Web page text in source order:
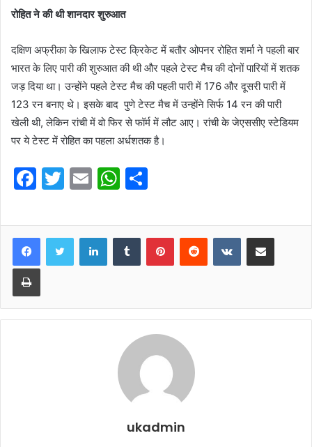
रोहित ने की थी शानदार शुरुआत
दक्षिण अफ्रीका के खिलाफ टेस्ट क्रिकेट में बतौर ओपनर रोहित शर्मा ने पहली बार
भारत के लिए पारी की शुरुआत की थी और पहले टेस्ट मैच की दोनों पारियों में शतक
जड़ दिया था। उन्होंने पहले टेस्ट मैच की पहली पारी में 176 और दूसरी पारी में
123 रन बनाए थे। इसके बाद पुणे टेस्ट मैच में उन्होंने सिर्फ 14 रन की पारी
खेली थी, लेकिन रांची में वो फिर से फॉर्म में लौट आए। रांची के जेएससीए स्टेडियम
पर ये टेस्ट में रोहित का पहला अर्धशतक है।
F
c
e
b
o
o
T
itt
er
E
ai
l
W
at
s
A
p
ar
e
ukadmin